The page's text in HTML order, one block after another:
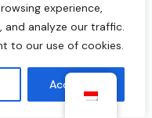
experience,
analyze our traffic.
to our use of cookies.
Accept All
penggunanya
dan bisnis kecil
Jika
Webex cenderung